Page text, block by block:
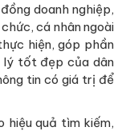
doanh nghiệp,
cá nhân ngoài
hiện, góp phần
lý tốt đẹp của dân
tin có giá trị để
hiệu quả tìm kiếm,